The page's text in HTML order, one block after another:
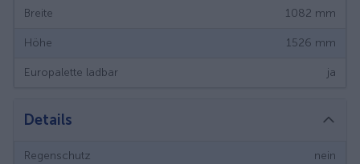
Breite 1082 mm
Höhe 1526 mm
Europalette ladbar ja
Details
Regenschutz nein